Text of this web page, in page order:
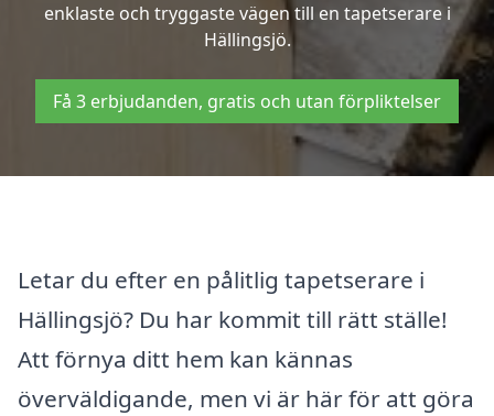
enklaste och tryggaste vägen till en tapetserare i
Hällingsjö.
Få 3 erbjudanden, gratis och utan förpliktelser
Letar du efter en pålitlig tapetserare i
Hällingsjö? Du har kommit till rätt ställe!
Att förnya ditt hem kan kännas
överväldigande, men vi är här för att göra